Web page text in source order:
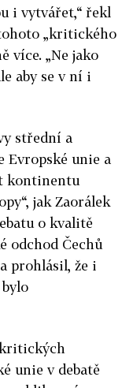
i vytvářet,“ řekl
„kritického
více. „Ne jako
aby se v ní i
střední a
Evropské unie a
kontinentu
jak Zaorálek
o kvalitě
odchod Čechů
prohlásil, že i
unie v debatě